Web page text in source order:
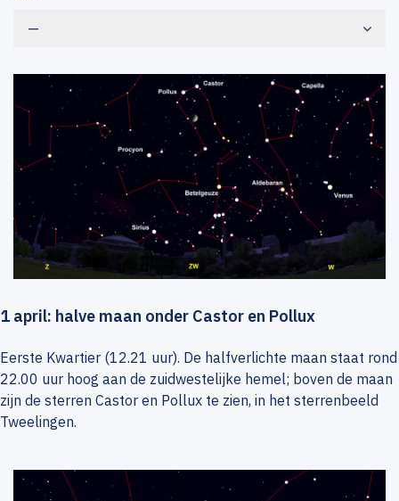
—
1 april: halve maan onder Castor en Pollux
Eerste Kwartier (12.21 uur). De halfverlichte maan staat rond
22.00 uur hoog aan de zuidwestelijke hemel; boven de maan
zijn de sterren Castor en Pollux te zien, in het sterrenbeeld
Tweelingen.